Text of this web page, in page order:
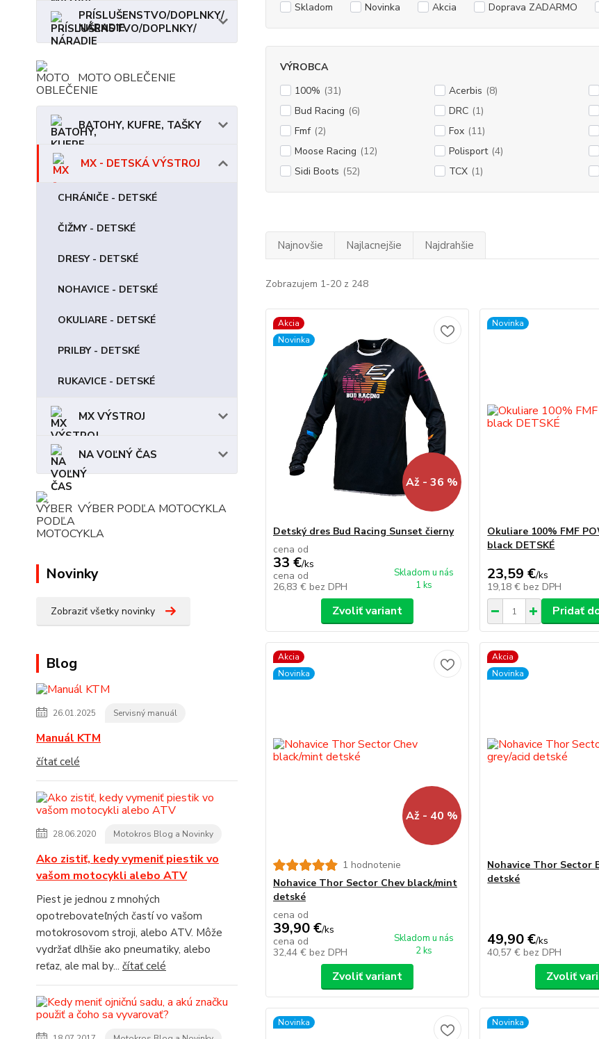
PRÍSLUŠENSTVO/DOPLNKY/
NÁRADIE
MOTO OBLEČENIE
BATOHY, KUFRE, TAŠKY
MX - DETSKÁ VÝSTROJ
CHRÁNIČE - DETSKÉ
ČIŽMY - DETSKÉ
DRESY - DETSKÉ
NOHAVICE - DETSKÉ
OKULIARE - DETSKÉ
PRILBY - DETSKÉ
RUKAVICE - DETSKÉ
MX VÝSTROJ
NA VOĽNÝ ČAS
VÝBER PODĽA MOTOCYKLA
Novinky
Zobraziť všetky novinky
Blog
26.01.2025 Servisný manuál
Manuál KTM
čítať celé
28.06.2020 Motokros Blog a Novinky
Ako zistiť, kedy vymeniť piestik vo
vašom motocykli alebo ATV
Piest je jednou z mnohých
opotrebovateľných častí vo vašom
motokrosovom stroji, alebo ATV. Môže
vydržať dlhšie ako pneumatiky, alebo
reťaz, ale mal by... čítať celé
Skladom Novinka Akcia Doprava ZADARMO
VÝROBCA
100% (31) Acerbis (8)
Bud Racing (6) DRC (1)
Fmf (2) Fox (11)
Moose Racing (12) Polisport (4)
Sidi Boots (52) TCX (1)
Najnovšie Najlacnejšie Najdrahšie
Zobrazujem 1-20 z 248
Akcia
Novinka
Až - 36 %
Detský dres Bud Racing Sunset čierny
cena od
33 €/ks
cena od
26,83 € bez DPH
Skladom u nás
1 ks
Zvoliť variant
Novinka
Okuliare 100% FMF
black DETSKÉ
23,59 €/ks
19,18 € bez DPH
Pridať
Akcia
Novinka
Až - 40 %
1 hodnotenie
Nohavice Thor Sector Chev black/mint
detské
cena od
39,90 €/ks
cena od
32,44 € bez DPH
Skladom u nás
2 ks
Zvoliť variant
Akcia
Novinka
Nohavice Thor Sector
detské
49,90 €/ks
40,57 € bez DPH
Zvoliť
Novinka Novinka